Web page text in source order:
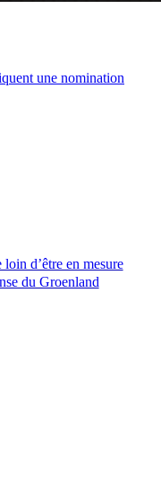
une nomination
d’être en mesure
du Groenland